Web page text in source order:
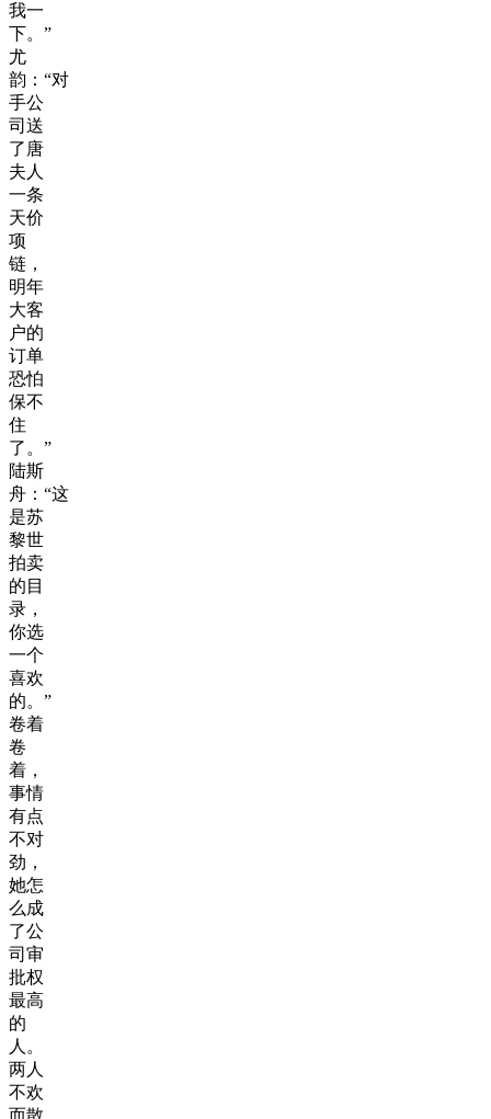
我一
下。”
尤
韵：“对
手公
司送
了唐
夫人
一条
天价
项
链，
明年
大客
户的
订单
恐怕
保不
住
了。”
陆斯
舟：“这
是苏
黎世
拍卖
的目
录，
你选
一个
喜欢
的。”
卷着
卷
着，
事情
有点
不对
劲，
她怎
么成
了公
司审
批权
最高
的
人。
两人
不欢
而散